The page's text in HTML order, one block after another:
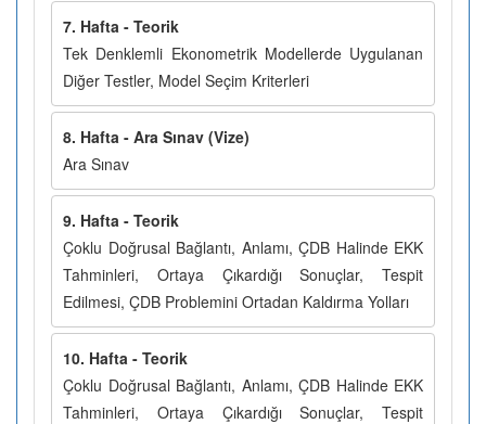
7. Hafta - Teorik
Tek Denklemli Ekonometrik Modellerde Uygulanan
Diğer Testler, Model Seçim Kriterleri
8. Hafta - Ara Sınav (Vize)
Ara Sınav
9. Hafta - Teorik
Çoklu Doğrusal Bağlantı, Anlamı, ÇDB Halinde EKK
Tahminleri, Ortaya Çıkardığı Sonuçlar, Tespit
Edilmesi, ÇDB Problemini Ortadan Kaldırma Yolları
10. Hafta - Teorik
Çoklu Doğrusal Bağlantı, Anlamı, ÇDB Halinde EKK
Tahminleri, Ortaya Çıkardığı Sonuçlar, Tespit